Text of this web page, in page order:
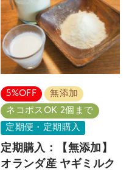
5%OFF
無添加
ネコポスOK 2個まで
定期便・定期購入
定期購入：【無添加】
オランダ産 ヤギミルク